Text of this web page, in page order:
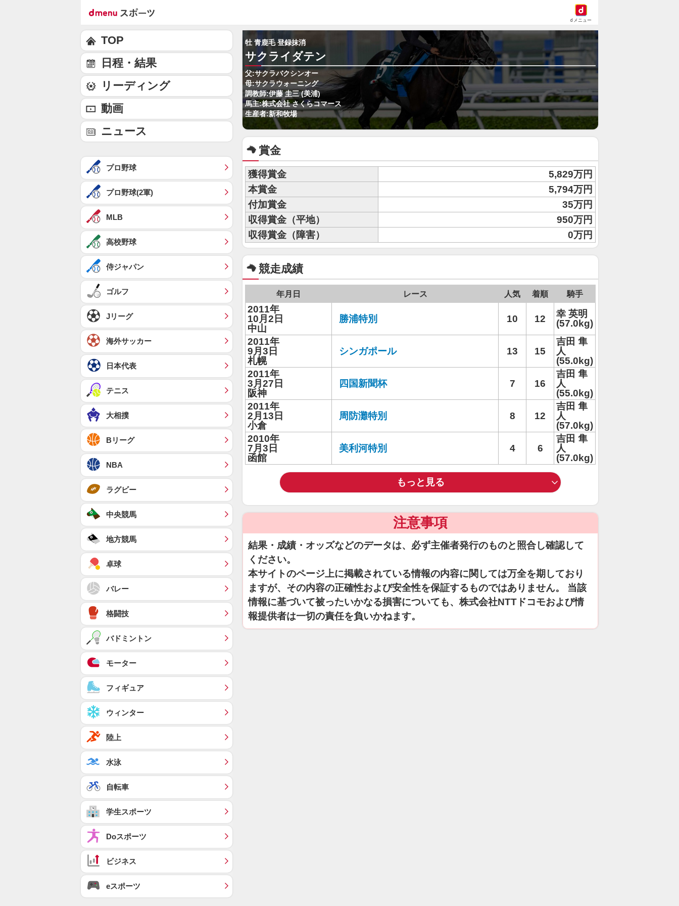
dメニュー
牡 青鹿毛 登録抹消
サクライダテン
父:サクラバクシンオー
母:サクラウォーニング
調教師:伊藤 圭三 (美浦)
馬主:株式会社 さくらコマース
生産者:新和牧場
賞金
獲得賞金
5,829万円
本賞金
5,794万円
付加賞金
35万円
収得賞金（平地）
950万円
収得賞金（障害）
0万円
競走成績
年月日 レース 人気 着順 騎手
2011年
10月2日
中山
勝浦特別 10 12
幸 英明
(57.0kg)
2011年
9月3日
札幌
シンガポール 13 15
吉田 隼
人
(55.0kg)
2011年
3月27日
阪神
四国新聞杯 7 16
吉田 隼
人
(55.0kg)
2011年
2月13日
小倉
周防灘特別 8 12
吉田 隼
人
(57.0kg)
2010年
7月3日
函館
美利河特別 4 6
吉田 隼
人
(57.0kg)
もっと見る
注意事項
結果・成績・オッズなどのデータは、必ず主催者発行のものと照合し確認して
ください。
本サイトのページ上に掲載されている情報の内容に関しては万全を期しており
ますが、その内容の正確性および安全性を保証するものではありません。 当該
情報に基づいて被ったいかなる損害についても、株式会社NTTドコモおよび情
報提供者は一切の責任を負いかねます。
TOP
日程・結果
リーディング
動画
ニュース
プロ野球
プロ野球(2軍)
MLB
高校野球
侍ジャパン
ゴルフ
Jリーグ
海外サッカー
日本代表
テニス
大相撲
Bリーグ
NBA
ラグビー
中央競馬
地方競馬
卓球
バレー
格闘技
バドミントン
モーター
フィギュア
ウィンター
陸上
水泳
自転車
学生スポーツ
Doスポーツ
ビジネス
eスポーツ